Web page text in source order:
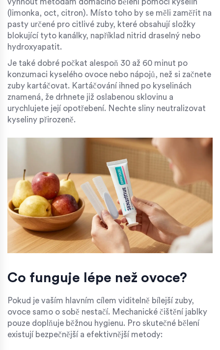
vyhnout metodám domácího bělení pomocí kyselin
(limonka, oct, citron). Místo toho by se měli zaměřit na
pasty určené pro citlivé zuby, které obsahují složky
blokující tyto kanálky, například nitrid draselný nebo
hydroxyapatit.
Je také dobré počkat alespoň 30 až 60 minut po
konzumaci kyselého ovoce nebo nápojů, než si začnete
zuby kartáčovat. Kartáčování ihned po kyselinách
znamená, že drhnete již oslabenou sklovinu a
urychlujete její opotřebení. Nechte sliny neutralizovat
kyseliny přirozeně.
Co funguje lépe než ovoce?
Pokud je vaším hlavním cílem viditelně bílejší zuby,
ovoce samo o sobě nestačí. Mechanické čištění jablky
pouze doplňuje běžnou hygienu. Pro skutečné bělení
existují bezpečnější a efektivnější metody: